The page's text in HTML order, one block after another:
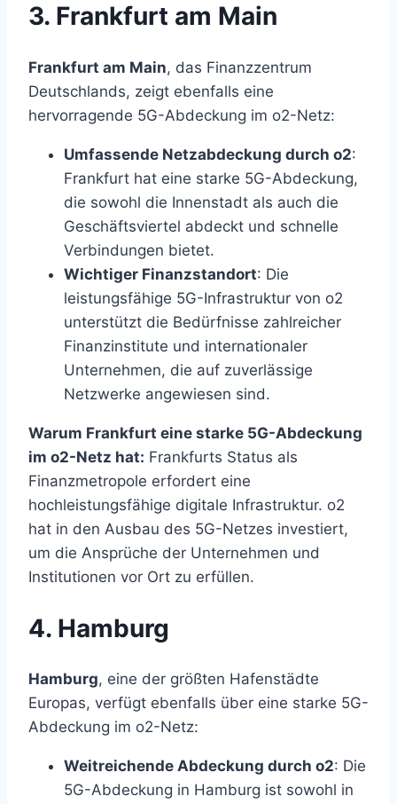
3. Frankfurt am Main
Frankfurt am Main, das Finanzzentrum
Deutschlands, zeigt ebenfalls eine
hervorragende 5G-Abdeckung im o2-Netz:
Umfassende Netzabdeckung durch o2:
Frankfurt hat eine starke 5G-Abdeckung,
die sowohl die Innenstadt als auch die
Geschäftsviertel abdeckt und schnelle
Verbindungen bietet.
Wichtiger Finanzstandort: Die
leistungsfähige 5G-Infrastruktur von o2
unterstützt die Bedürfnisse zahlreicher
Finanzinstitute und internationaler
Unternehmen, die auf zuverlässige
Netzwerke angewiesen sind.
Warum Frankfurt eine starke 5G-Abdeckung
im o2-Netz hat: Frankfurts Status als
Finanzmetropole erfordert eine
hochleistungsfähige digitale Infrastruktur. o2
hat in den Ausbau des 5G-Netzes investiert,
um die Ansprüche der Unternehmen und
Institutionen vor Ort zu erfüllen.
4. Hamburg
Hamburg, eine der größten Hafenstädte
Europas, verfügt ebenfalls über eine starke 5G-
Abdeckung im o2-Netz:
Weitreichende Abdeckung durch o2: Die
5G-Abdeckung in Hamburg ist sowohl in